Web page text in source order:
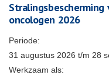
oncologen 2026
Periode:
31 augustus 2026 t/m 28
Werkzaam als: